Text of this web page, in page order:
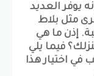
يوفر العديد
مثل بلاط
إذن ما هي
فيما يلي
اختيار هذا